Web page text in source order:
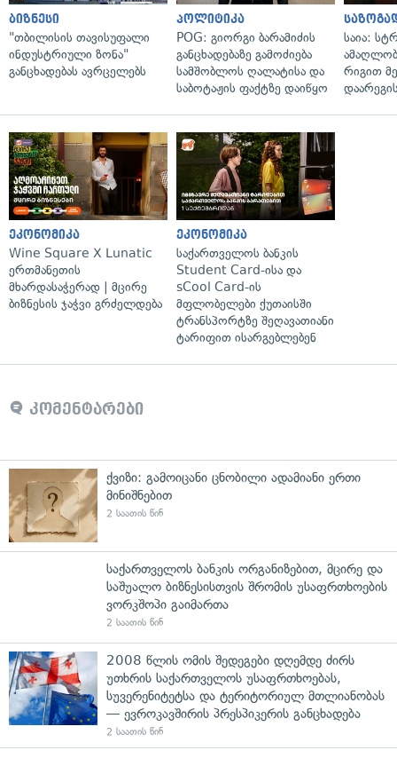
ბიზნესი
"თბილისის თავისუფალი
ინდუსტრიული ზონა"
განცხადებას ავრცელებს
პოლიტიკა
POG: გიორგი ბარამიძის
განცხადებაზე გამოძიება
სამშობლოს ღალატისა და
საბოტაჟის ფაქტზე დაიწყო
საია:
რიგით
ეკონომიკა
Wine Square X Lunatic
ერთმანეთის
მხარდასაჭერად | მცირე
ბიზნესის ჯაჭვი გრძელდება
ეკონომიკა
საქართველოს ბანკის
Student Card-ისა და
sCool Card-ის
მფლობელები ქუთაისში
ტრანსპორტზე შეღავათიანი
ტარიფით ისარგებლებენ
კომენტარები
ქვიზი: გამოიცანი ცნობილი ადამიანი ერთი
მინიშნებით
2 საათის წინ
საქართველოს ბანკის ორგანიზებით, მცირე და
საშუალო ბიზნესისთვის შრომის უსაფრთხოების
ვორკშოპი გაიმართა
2 საათის წინ
2008 წლის ომის შედეგები დღემდე ძირს
უთხრის საქართველოს უსაფრთხოებას,
სუვერენიტეტსა და ტერიტორიულ მთლიანობას
— ევროკავშირის პრესპიკერის განცხადება
2 საათის წინ